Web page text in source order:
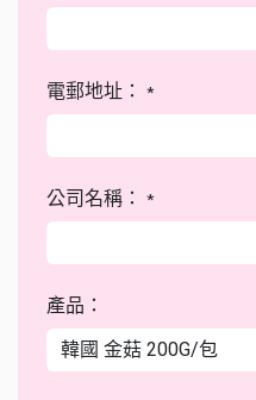
電郵地址： *
公司名稱： *
產品：